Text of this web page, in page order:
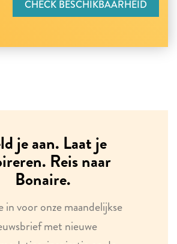
CHECK BESCHIKBAARHEID
je aan. Laat je
Reis naar
Bonaire.
in voor onze maandelijkse
met nieuwe